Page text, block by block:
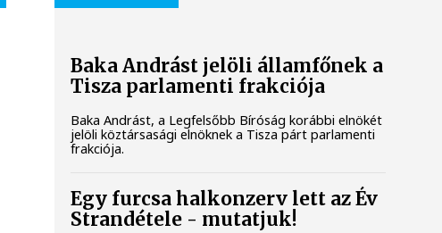
Baka Andrást jelöli államfőnek a
Tisza parlamenti frakciója
Baka Andrást, a Legfelsőbb Bíróság korábbi elnökét
jelöli köztársasági elnöknek a Tisza párt parlamenti
frakciója.
Egy furcsa halkonzerv lett az Év
Strandétele - mutatjuk!